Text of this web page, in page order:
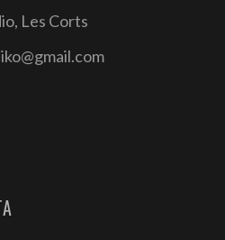
Les Corts